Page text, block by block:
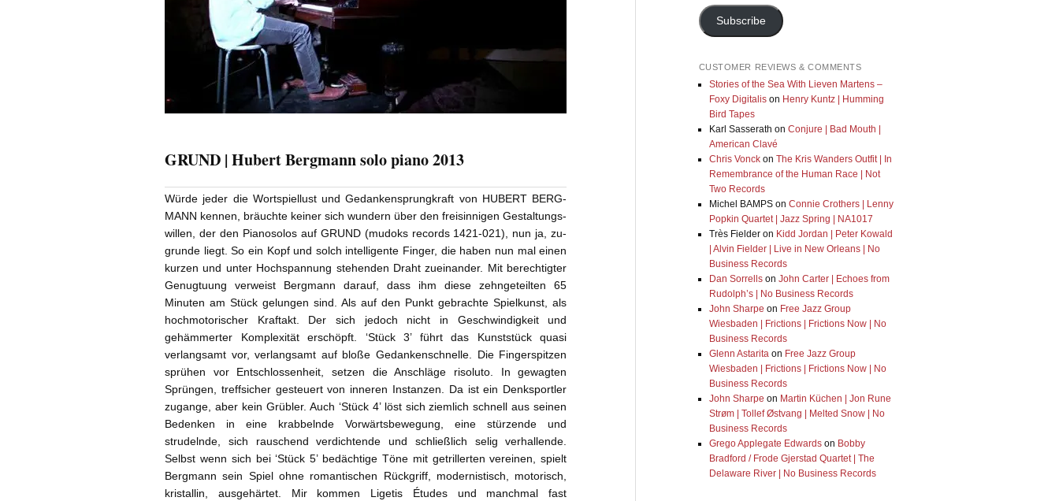
GRUND | Hubert Bergmann solo piano 2013
Würde jeder die Wortspiellust und Gedankensprungkraft von HUBERT BERG­
MANN kennen, bräuchte keiner sich wundern über den freisinnigen Gestaltungs­
willen, der den Pianosolos auf GRUND (mudoks records 1421-021), nun ja, zu­
grunde liegt. So ein Kopf und solch intelligente Finger, die haben nun mal einen
kurzen und unter Hochspannung stehenden Draht zueinander. Mit berechtigter
Genugtuung verweist Bergmann darauf, dass ihm diese zehngeteilten 65
Minuten am Stück gelungen sind. Als auf den Punkt gebrachte Spielkunst, als
hochmotori­scher Kraftakt. Der sich jedoch nicht in Geschwindigkeit und
gehämmerter Kom­plexität erschöpft. ‘Stück 3’ führt das Kunststück quasi
verlangsamt vor, verlang­samt auf bloße Gedankenschnelle. Die Fingerspitzen
sprühen vor Entschlossen­heit, setzen die Anschläge risoluto. In gewagten
Sprüngen, treffsicher gesteuert von inneren Instanzen. Da ist ein Denksportler
zugange, aber kein Grübler. Auch ‘Stück 4’ löst sich ziemlich schnell aus seinen
Bedenken in eine krabbelnde Vor­wärtsbewegung, eine stürzende und
strudelnde, sich rauschend verdichtende und schließlich selig verhallende.
Selbst wenn sich bei ‘Stück 5’ bedächtige Töne mit getrillerten vereinen, spielt
Bergmann sein Spiel ohne romantischen Rückgriff, modernistisch, motorisch,
kristallin, ausgehärtet. Mir kommen Ligetis Études und manchmal fast
Subscribe
CUSTOMER REVIEWS & COMMENTS
Stories of the Sea With Lieven Martens –
Foxy Digitalison Henry Kuntz | Humming
Bird Tapes
Karl Sasserath on Conjure | Bad Mouth |
American Clavé
Chris Vonckon The Kris Wanders Outfit | In
Remembrance of the Human Race | Not
Two Records
Michel BAMPSon Connie Crothers | Lenny
Popkin Quartet | Jazz Spring | NA1017
Très Fielderon Kidd Jordan | Peter Kowald
| Alvin Fielder | Live in New Orleans | No
Business Records
Dan Sorrellson John Carter | Echoes from
Rudolph’s | No Business Records
John Sharpe on Free Jazz Group
Wiesbaden | Frictions | Frictions Now | No
Business Records
Glenn Astaritaon Free Jazz Group
Wiesbaden | Frictions | Frictions Now | No
Business Records
John Sharpe on Martin Küchen | Jon Rune
Strøm | Tollef Østvang | Melted Snow | No
Business Records
Grego Applegate Edwardson Bobby
Bradford / Frode Gjerstad Quartet | The
Delaware River | No Business Records